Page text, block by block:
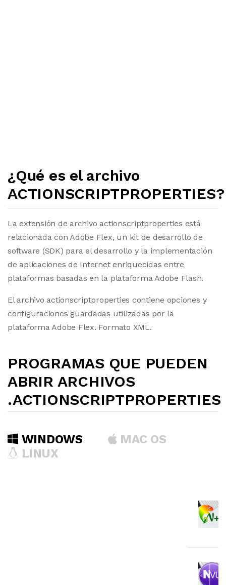
¿Qué es el archivo
ACTIONSCRIPTPROPERTIES?
La extensión de archivo actionscriptproperties está
relacionada con Adobe Flex, un kit de desarrollo de
software (SDK) para el desarrollo y la implementación
de aplicaciones de Internet enriquecidas entre
plataformas basadas en la plataforma Adobe Flash.
El archivo actionscriptproperties contiene opciones y
configuraciones guardadas utilizadas por la
plataforma Adobe Flex. Formato XML.
PROGRAMAS QUE PUEDEN
ABRIR ARCHIVOS
.ACTIONSCRIPTPROPERTIES
WINDOWS
MAC OS
LINUX